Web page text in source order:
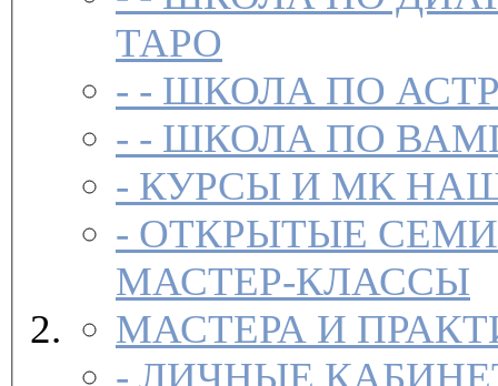
ТАРО
- - ШКОЛА ПО
- - ШКОЛА ПО
-
- ОТКРЫТЫЕ
МАСТЕР-КЛАССЫ
МАСТЕРА И